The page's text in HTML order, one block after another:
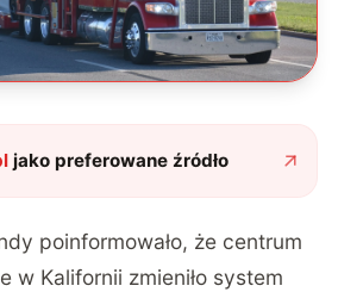
jako preferowane źródło
poinformowało, że centrum
w Kalifornii zmieniło system